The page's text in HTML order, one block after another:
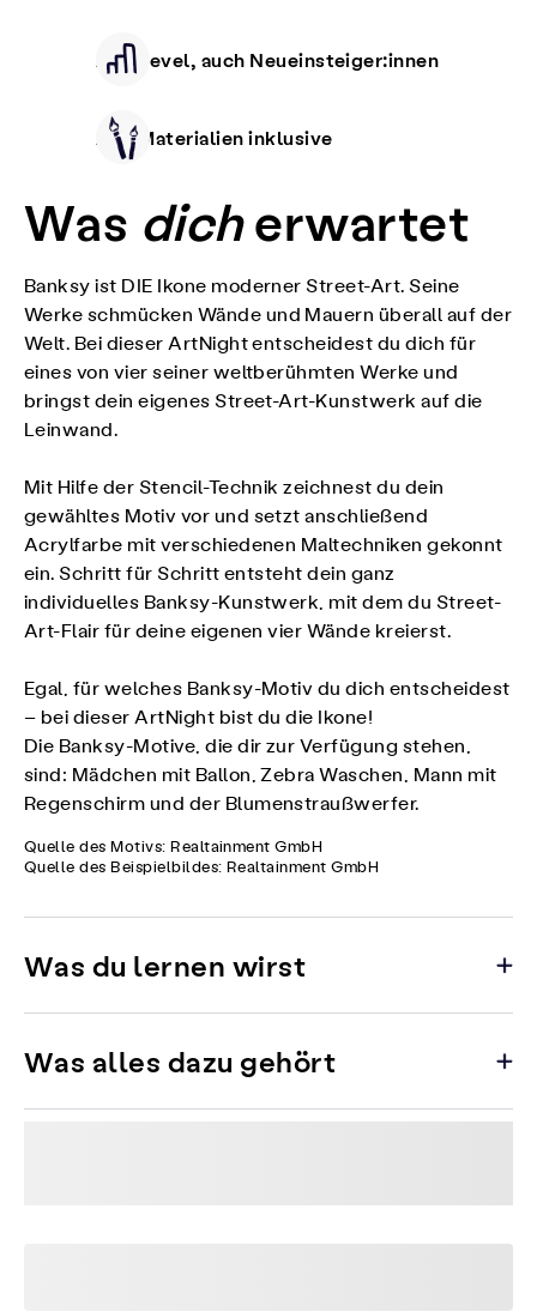
Alle Level, auch Neueinsteiger:innen
Alle Materialien inklusive
Was dicherwartet
Banksy ist DIE Ikone moderner Street-Art. Seine
Werke schmücken Wände und Mauern überall auf der
Welt. Bei dieser ArtNight entscheidest du dich für
eines von vier seiner weltberühmten Werke und
bringst dein eigenes Street-Art-Kunstwerk auf die
Leinwand.
Mit Hilfe der Stencil-Technik zeichnest du dein
gewähltes Motiv vor und setzt anschließend
Acrylfarbe mit verschiedenen Maltechniken gekonnt
ein. Schritt für Schritt entsteht dein ganz
individuelles Banksy-Kunstwerk, mit dem du Street-
Art-Flair für deine eigenen vier Wände kreierst.
Egal, für welches Banksy-Motiv du dich entscheidest
– bei dieser ArtNight bist du die Ikone!
Die Banksy-Motive, die dir zur Verfügung stehen,
sind: Mädchen mit Ballon, Zebra Waschen, Mann mit
Regenschirm und der Blumenstraußwerfer.
Quelle des Motivs: Realtainment GmbH
Quelle des Beispielbildes: Realtainment GmbH
Was du lernen wirst
Was alles dazu gehört